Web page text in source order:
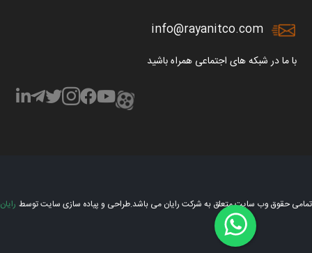
info@rayanitco.com
با ما در شبکه های اجتماعی همراه باشید
تمامی حقوق وب سایت متعلق به شرکت رایان می باشد.طراحی و پیاده سازی سایت توسط رایان